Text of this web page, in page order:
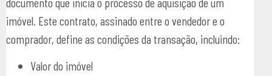
imóvel. Este contrato, assinado entre o vendedor e o
comprador, define as condições da transação, incluindo:
Valor do imóvel